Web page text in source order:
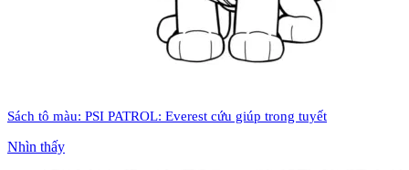
Sách tô màu: PSI PATROL: Everest cứu giúp trong tuyết
Nhìn thấy